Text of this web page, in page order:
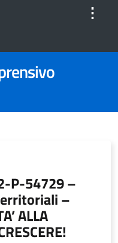
⋮
P-54729 –
–
ALLA